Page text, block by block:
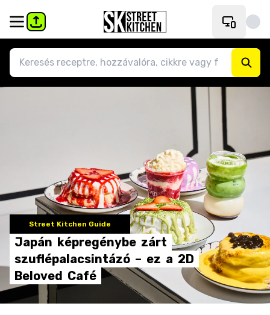
Street Kitchen Guide
Japán képregénybe zárt
szuflépalacsintázó – ez a 2D
Beloved Café